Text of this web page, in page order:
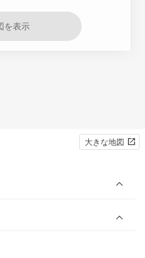
を表示
大きな地図